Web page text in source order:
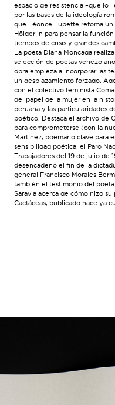
espacio de resistencia –que lo
por las bases de la ideología
que Léonce Lupette retoma un
Hölderlin para pensar la
tiempos de crisis y grandes
La poeta Diana Moncada
selección de poetas
obra empieza a incorporar las
un desplazamiento forzado.
con el colectivo feminista
del papel de la mujer en la
peruana y las particularidades
poético. Destaca el archivo de
para comprometerse (con la
Martínez, poemario clave para
sensibilidad poética, el Paro
Trabajadores del 19 de julio de
desencadenó el fin de la
general Francisco Morales
también el testimonio del poeta
Saravia acerca de cómo hizo su
Cactáceas, publicado hace ya